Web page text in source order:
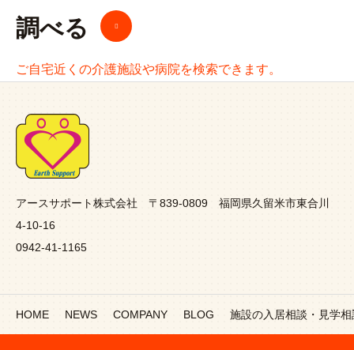
調べる
ご自宅近くの介護施設や病院を検索できます。
アースサポート株式会社 〒839-0809 福岡県久留米市東合川
4-10-16
0942-41-1165
HOME NEWS COMPANY BLOG 施設の入居相談・見学相